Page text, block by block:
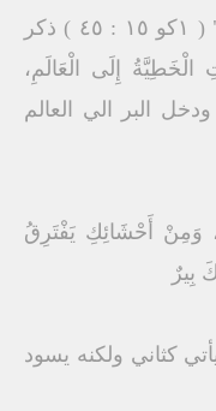
نَفْسًا حَيَّةً، وَآدَمُ الأَخِيرُ رُوحًا مُحْيِيًا" ( ١كو ١٥ : ٤٥ ) ذكر
إِلَى الْعَالَمِ،
الْمَوْتُ " ( رو ٥ : ١٢ ) ودخل البر الي العالم
وَمِنْ أَحْشَائِكِ يَفْتَرِقُ
كثاني ولكنه يسود